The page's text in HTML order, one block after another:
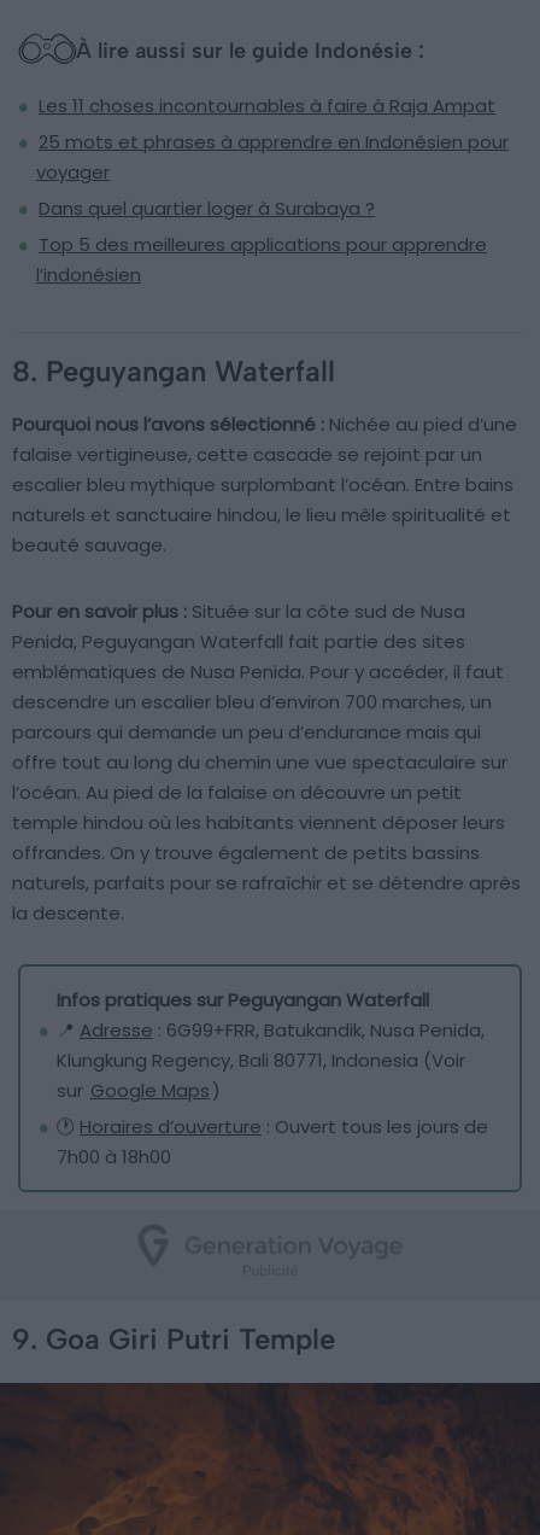
À lire aussi sur le guide Indonésie :
Les 11 choses incontournables à faire à Raja Ampat
25 mots et phrases à apprendre en Indonésien pour
voyager
Dans quel quartier loger à Surabaya ?
Top 5 des meilleures applications pour apprendre
l’indonésien
8. Peguyangan Waterfall
Pourquoi nous l’avons sélectionné : Nichée au pied d’une
falaise vertigineuse, cette cascade se rejoint par un
escalier bleu mythique surplombant l’océan. Entre bains
naturels et sanctuaire hindou, le lieu mêle spiritualité et
beauté sauvage.
Pour en savoir plus : Située sur la côte sud de Nusa
Penida, Peguyangan Waterfall fait partie des sites
emblématiques de Nusa Penida. Pour y accéder, il faut
descendre un escalier bleu d’environ 700 marches, un
parcours qui demande un peu d’endurance mais qui
offre tout au long du chemin une vue spectaculaire sur
l’océan. Au pied de la falaise on découvre un petit
temple hindou où les habitants viennent déposer leurs
offrandes. On y trouve également de petits bassins
naturels, parfaits pour se rafraîchir et se détendre après
la descente.
Infos pratiques sur Peguyangan Waterfall
📍 Adresse : 6G99+FRR, Batukandik, Nusa Penida,
Klungkung Regency, Bali 80771, Indonesia (Voir
sur Google Maps)
🕐 Horaires d’ouverture : Ouvert tous les jours de
7h00 à 18h00
9. Goa Giri Putri Temple